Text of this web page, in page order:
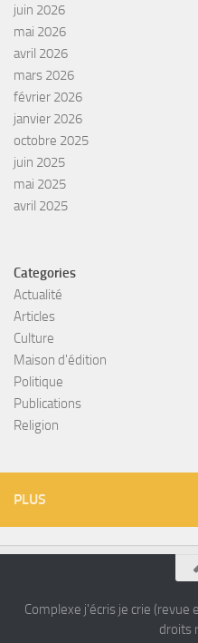
juin 2026
mai 2026
avril 2026
mars 2026
février 2026
janvier 2026
octobre 2025
juin 2025
mai 2025
avril 2025
Categories
Actualité
Articles
Culture
Maison d'édition
Politique
Publications
Religion
PLUS
Complexe j'écris je crie
droits